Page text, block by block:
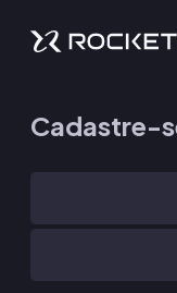
Cadastre-